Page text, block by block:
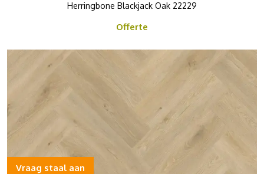
Herringbone Blackjack Oak 22229
Offerte
Vraag staal aan